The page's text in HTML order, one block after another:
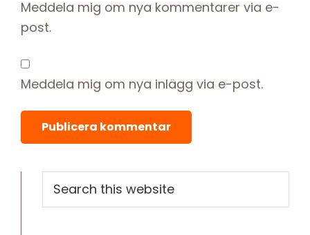
Meddela mig om nya kommentarer via e-
post.
Meddela mig om nya inlägg via e-post.
Primary
Sidebar
this
website